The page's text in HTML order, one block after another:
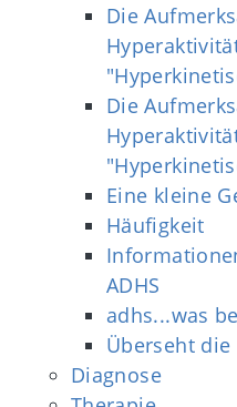
Die
Die
Eine kleine
Häufigkeit
ADHS
adhs...was
Überseht
Diagnose